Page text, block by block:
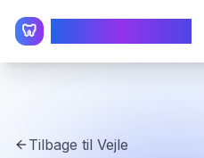
🦷
Tilbage til Vejle